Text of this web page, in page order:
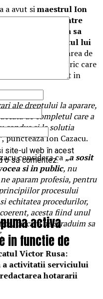
a avut simaestrul Ion
uneia dintre
a avut ocazia sa
de completul lui
de acest lucru, luarea de
sa arate categoric care
si ce s-a intamplat in
ale dreptului la aparare,
de completul care a
condus si la solutia
, puncteaza Ion Cazacu.
considera ca „a sosit
si in public, nu
aparam profesia, pentru
principiilor procesului
echitatea procedurilor,
acesta fiind unul
pe care ne straduim sa
Victor Rusa:
a activitatii serviciului
hotararii
site-ul web în acest
o să comentez.
activa
in functie de